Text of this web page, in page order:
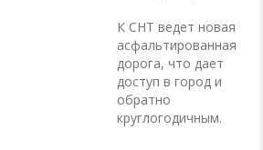
К СНТ ведет новая
асфальтированная
дорога, что дает
доступ в город и
обратно
круглогодичным.